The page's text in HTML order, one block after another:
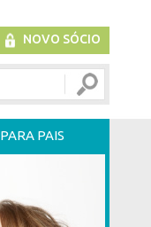
NOVO SÓCIO
PARA PAIS